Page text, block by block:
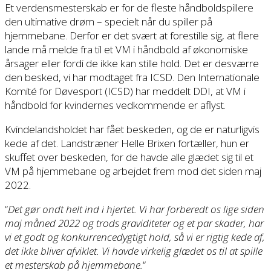
Et verdensmesterskab er for de fleste håndboldspillere
den ultimative drøm – specielt når du spiller på
hjemmebane. Derfor er det svært at forestille sig, at flere
lande må melde fra til et VM i håndbold af økonomiske
årsager eller fordi de ikke kan stille hold. Det er desværre
den besked, vi har modtaget fra ICSD. Den Internationale
Komité for Døvesport (ICSD) har meddelt DDI, at VM i
håndbold for kvindernes vedkommende er aflyst.
Kvindelandsholdet har fået beskeden, og de er naturligvis
kede af det. Landstræner Helle Brixen fortæller, hun er
skuffet over beskeden, for de havde alle glædet sig til et
VM på hjemmebane og arbejdet frem mod det siden maj
2022.
“Det gør ondt helt ind i hjertet. Vi har forberedt os lige siden
maj måned 2022 og trods graviditeter og et par skader, har
vi et godt og konkurrencedygtigt hold, så vi er rigtig kede af,
det ikke bliver afviklet. Vi havde virkelig glædet os til at spille
et mesterskab på hjemmebane.“